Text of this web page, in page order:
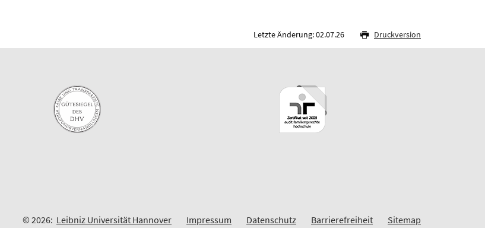
Letzte Änderung: 02.07.26 Druckversion
© 2026: Leibniz Universität Hannover Impressum Datenschutz Barrierefreiheit Sitemap